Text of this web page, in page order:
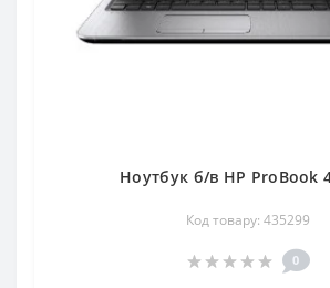
Ноутбук б/в HP ProBook
Код товару: 435299
0